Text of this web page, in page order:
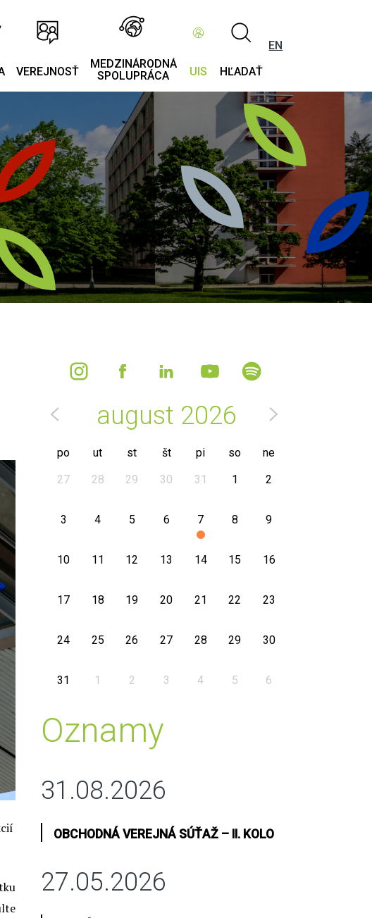
VEREJNOSŤ
MEDZINÁRODNÁ
SPOLUPRÁCA
UIS HĽADAŤ
EN
august 2026
po ut st št pi so
ne
27
28 29 30 31 1 2
3 4 5 6 7 8 9
10 11 12 13 14 15 16
17 18 19 20 21 22 23
24 25 26 27 28 29 30
31 1 2 3 4 5 6
Oznamy
31.08.2026
OBCHODNÁ VEREJNÁ SÚŤAŽ – II. KOLO
27.05.2026